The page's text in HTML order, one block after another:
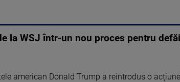
la WSJ într-un nou proces pentru
american Donald Trump a reintrodus o